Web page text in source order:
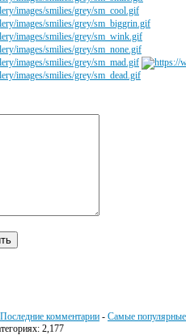
Последние комментарии - Самые популярные
2,177